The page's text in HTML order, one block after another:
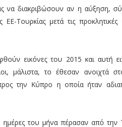
να διακριβώσουν αν η αύξηση,
Τουρκίας μετά τις προκλητικές
εικόνες του 2015 και αυτή
μάλιστα, το έθεσαν ανοιχτά
την Κύπρο η οποία ήταν
ημέρες του μήνα πέρασαν από την